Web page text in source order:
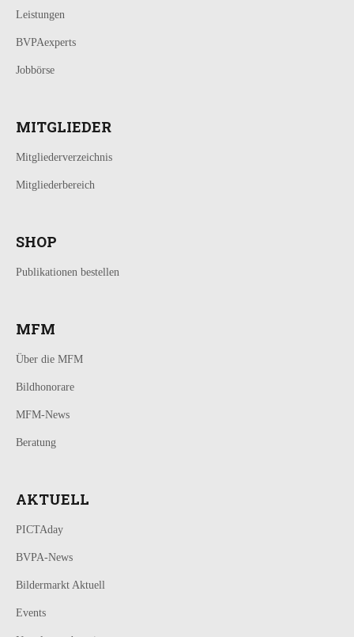
Leistungen
BVPAexperts
Jobbörse
MITGLIEDER
Mitgliederverzeichnis
Mitgliederbereich
SHOP
Publikationen bestellen
MFM
Über die MFM
Bildhonorare
MFM-News
Beratung
AKTUELL
PICTAday
BVPA-News
Bildermarkt Aktuell
Events